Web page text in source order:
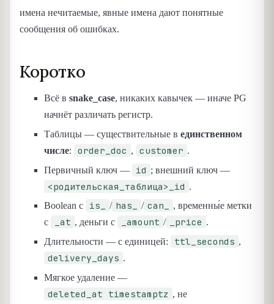
имена нечитаемые, явные имена дают понятные
сообщения об ошибках.
Коротко
Всё в snake_case, никаких кавычек — иначе PG
начнёт различать регистр.
Таблицы — существительные в единственном
числе: order_doc , customer .
Первичный ключ —
id ; внешний ключ —
<родительская_таблица>_id .
Boolean с
is_ / has_ / can_
, временны́е метки
с
_at , деньги с _amount / _price .
Длительности — с единицей:
ttl_seconds ,
delivery_days .
Мягкое удаление —
deleted_at timestamptz , не